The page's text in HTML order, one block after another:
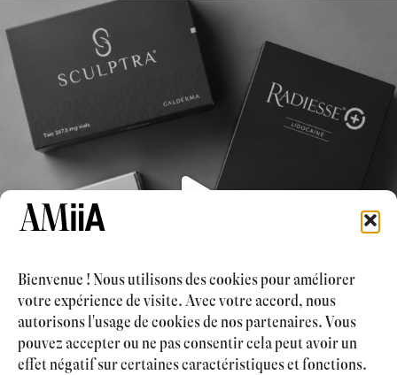
Bienvenue ! Nous utilisons des cookies pour améliorer
votre expérience de visite. Avec votre accord, nous
autorisons l'usage de cookies de nos partenaires. Vous
pouvez accepter ou ne pas consentir cela peut avoir un
effet négatif sur certaines caractéristiques et fonctions.